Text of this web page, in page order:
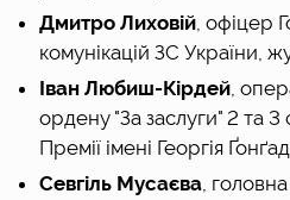
Дмитро Лиховій, офіцер
комунікацій ЗС України,
Іван Любиш-Кірдей,
ордену "За заслуги" 2 та 3
Премії імені Георгія
Севгіль Мусаєва,